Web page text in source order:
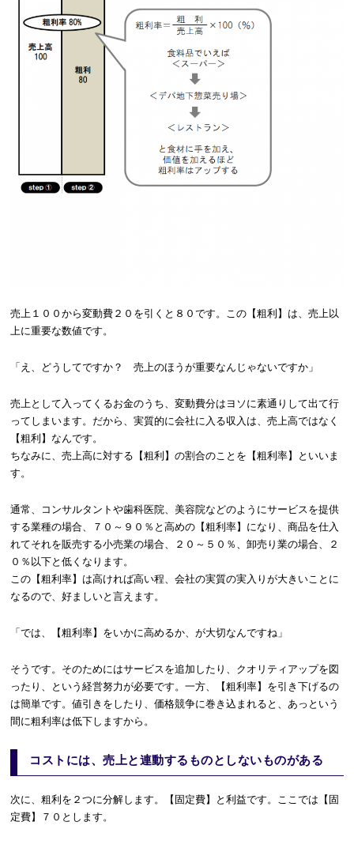
売上１００から変動費２０を引くと８０です。この【粗利】は、売上以
上に重要な数値です。
「え、どうしてですか？ 売上のほうが重要なんじゃないですか」
売上として入ってくるお金のうち、変動費分はヨソに素通りして出て行
ってしまいます。だから、実質的に会社に入る収入は、売上高ではなく
【粗利】なんです。
ちなみに、売上高に対する【粗利】の割合のことを【粗利率】といいま
す。
通常、コンサルタントや歯科医院、美容院などのようにサービスを提供
する業種の場合、７０～９０％と高めの【粗利率】になり、商品を仕入
れてそれを販売する小売業の場合、２０～５０％、卸売り業の場合、２
０％以下と低くなります。
この【粗利率】は高ければ高い程、会社の実質の実入りが大きいことに
なるので、好ましいと言えます。
「では、【粗利率】をいかに高めるか、が大切なんですね」
そうです。そのためにはサービスを追加したり、クオリティアップを図
ったり、という経営努力が必要です。一方、【粗利率】を引き下げるの
は簡単です。値引きをしたり、価格競争に巻き込まれると、あっという
間に粗利率は低下しますから。
コストには、売上と連動するものとしないものがある
次に、粗利を２つに分解します。【固定費】と利益です。ここでは【固
定費】７０とします。